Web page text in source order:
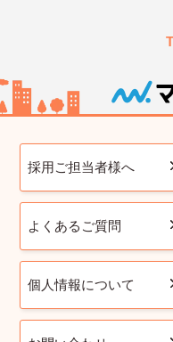
採用ご担当者様へ
よくあるご質問
個人情報について